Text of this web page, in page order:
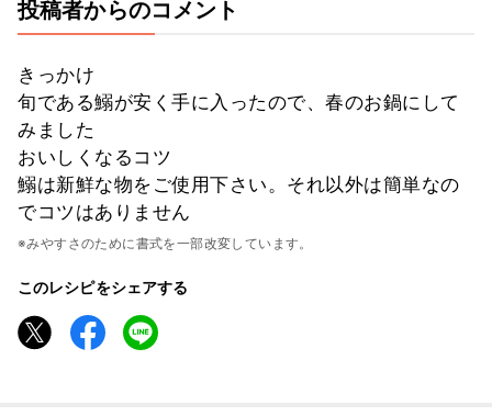
投稿者からのコメント
きっかけ
旬である鰯が安く手に入ったので、春のお鍋にして
みました
おいしくなるコツ
鰯は新鮮な物をご使用下さい。それ以外は簡単なの
でコツはありません
※みやすさのために書式を一部改変しています。
このレシピをシェアする